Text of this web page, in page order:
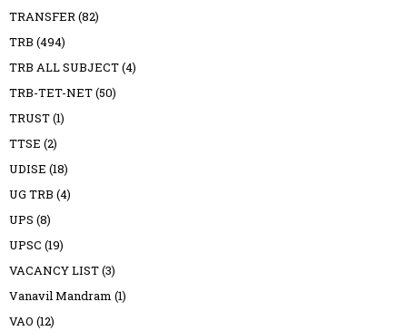
TRANSFER(82)
TRB (494)
TRB ALL SUBJECT(4)
TRB-TET-NET(50)
TRUST(1)
TTSE (2)
UDISE (18)
UG TRB (4)
UPS (8)
UPSC (19)
VACANCY LIST(3)
Vanavil Mandram (1)
VAO (12)